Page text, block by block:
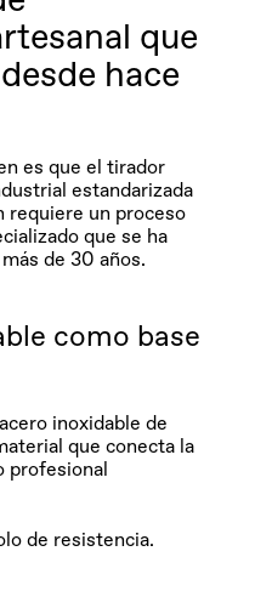
que
hace
es que el tirador
estandarizada
requiere un proceso
que se ha
de 30 años.
como base
inoxidable de
que conecta la
profesional
de resistencia.